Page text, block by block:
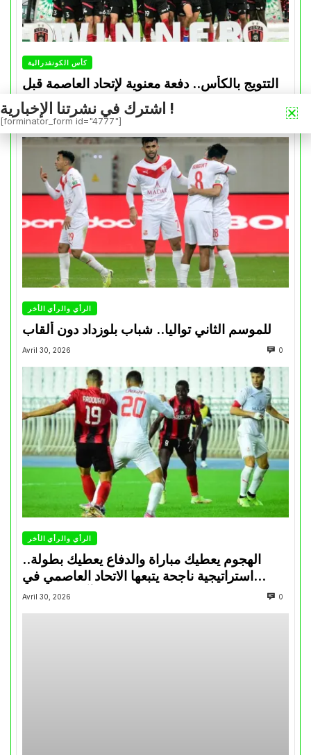
كأس الكونفدرالية
التتويج بالكأس.. دفعة معنوية لإتحاد العاصمة قبل
موقعة الزمالك في نهائي الكونفدرالية
Avril 30, 2026
الرأي والرأي الأخر
للموسم الثاني تواليا.. شباب بلوزداد دون ألقاب
Avril 30, 2026 0
الرأي والرأي الأخر
الهجوم يعطيك مباراة والدفاع يعطيك بطولة..
استراتيجية ناجحة يتبعها الاتحاد العاصمي في
تتويجاته آخر السنوات
Avril 30, 2026 0
اشترك في نشرتنا الإخبارية !
[forminator_form id="4777"]